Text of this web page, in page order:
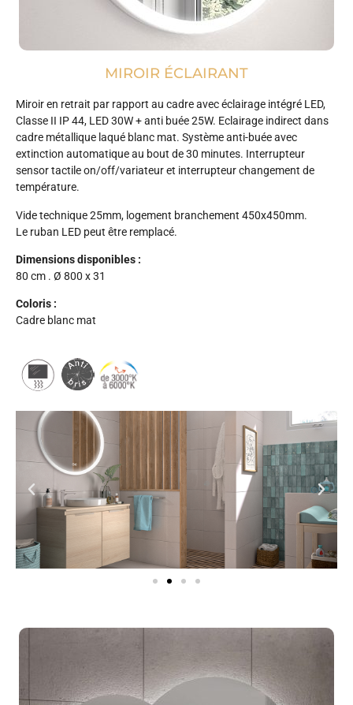
MIROIR ÉCLAIRANT
Miroir en retrait par rapport au cadre avec éclairage intégré LED,
Classe II IP 44, LED 30W + anti buée 25W. Eclairage indirect dans
cadre métallique laqué blanc mat. Système anti-buée avec
extinction automatique au bout de 30 minutes. Interrupteur
sensor tactile on/off/variateur et interrupteur changement de
température.
Vide technique 25mm, logement branchement 450x450mm.
Le ruban LED peut être remplacé.
Dimensions disponibles :
80 cm . Ø 800 x 31
Coloris :
Cadre blanc mat